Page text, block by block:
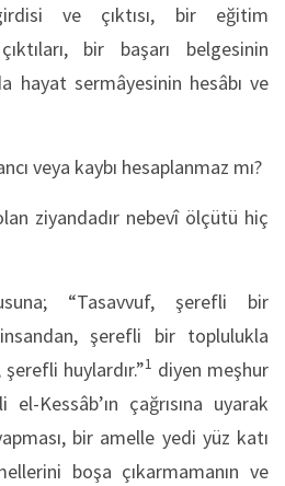
ve çıktısı, bir eğitim
bir başarı belgesinin
hayat sermâyesinin hesâbı ve
veya kaybı hesaplanmaz mı?
ziyandadır nebevî ölçütü hiç
“Tasavvuf, şerefli bir
şerefli bir toplulukla
huylardır.”1 diyen meşhur
Kessâb’ın çağrısına uyarak
bir amelle yedi yüz katı
boşa çıkarmamanın ve